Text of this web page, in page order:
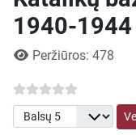
1940-
Išsami informacija
Peržiūros: 478
Prašome įvertinti